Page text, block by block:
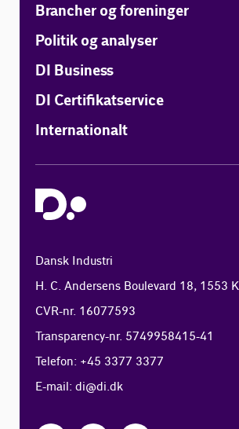
Brancher og foreninger
Politik og analyser
DI Business
DI Certifikatservice
Internationalt
Dansk Industri
H. C. Andersens Boulevard 18, 1553
CVR-nr. 16077593
Transparency-nr. 5749958415-41
Telefon: +45 3377 3377
E-mail:di@di.dk